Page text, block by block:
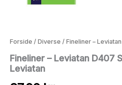
Forside / Diverse / Fineliner –
Fineliner – Leviatan D407
Leviatan